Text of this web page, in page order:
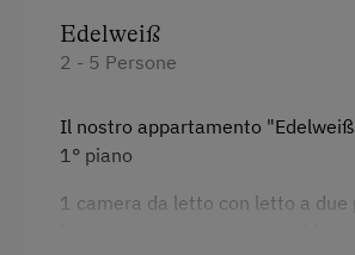
Partecipazione alla vita familiare
Giardino / prato
Prodotti fatti in casa
Offerta di creatività
Aiutare in fattoria
Edelweiß
2 - 5 Persone
Il nostro appartamento
1° piano
1 camera da letto con letto a due